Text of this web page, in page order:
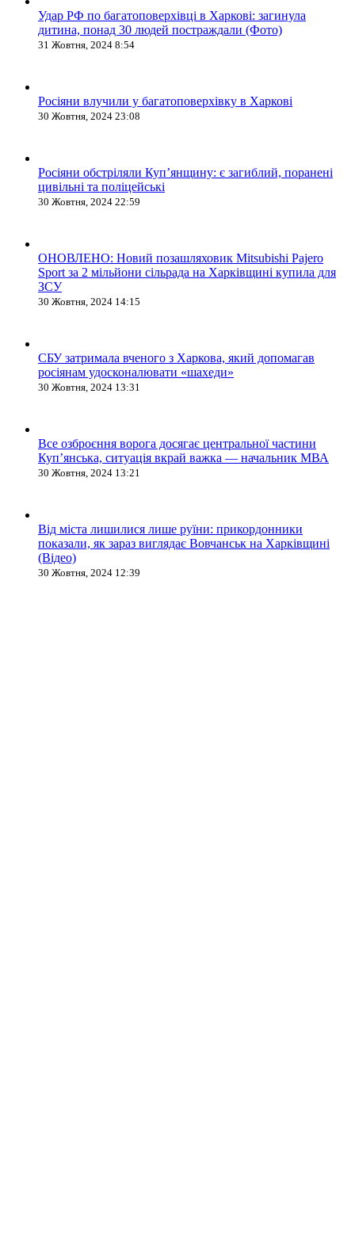
Удар РФ по багатоповерхівці в Харкові: загинула
дитина, понад 30 людей постраждали (Фото)
31 Жовтня, 2024 8:54
Росіяни влучили у багатоповерхівку в Харкові
30 Жовтня, 2024 23:08
Росіяни обстріляли Купʼянщину: є загиблий, поранені
цивільні та поліцейські
30 Жовтня, 2024 22:59
ОНОВЛЕНО: Новий позашляховик Mitsubishi Pajero
Sport за 2 мільйони сільрада на Харківщині купила для
ЗСУ
30 Жовтня, 2024 14:15
СБУ затримала вченого з Харкова, який допомагав
росіянам удосконалювати «шахеди»
30 Жовтня, 2024 13:31
Все озброєння ворога досягає центральної частини
Куп’янська, ситуація вкрай важка — начальник МВА
30 Жовтня, 2024 13:21
Від міста лишилися лише руїни: прикордонники
показали, як зараз виглядає Вовчанськ на Харківщині
(Відео)
30 Жовтня, 2024 12:39